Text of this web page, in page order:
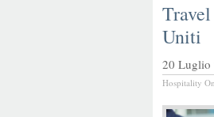
Uniti
20
Hospitality